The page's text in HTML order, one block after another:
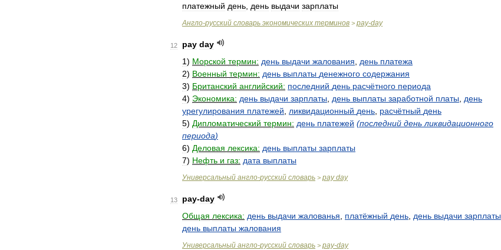
платежный день день выдачи зарплаты
Англо-русский словарь экономических терминов > pay-day
12 pay day
1) Морской термин: день выдачи жалования день платежа
2) Военный термин: день выплаты денежного содержания
3) Британский английский: последний день расчётного периода
4) Экономика: день выдачи зарплаты день выплаты заработной платы
день
урегулирования платежей ликвидационный день расчётный день
5) Дипломатический термин: день платежей (последний день ликвидационного
периода)
6) Деловая лексика: день выплаты зарплаты
7) Нефть и газ: дата выплаты
Универсальный англо-русский словарь > pay day
13 pay-day
Общая лексика: день выдачи жалованья платёжный день день выдачи зарплаты
день выплаты жалования
Универсальный англо-русский словарь > pay-day